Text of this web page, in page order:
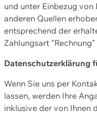
und unter Einbezug
anderen Quellen
entsprechend der
Zahlungsart
Datenschutzerklärung
Wenn Sie uns per
lassen, werden Ihre
inklusive der von Ihnen